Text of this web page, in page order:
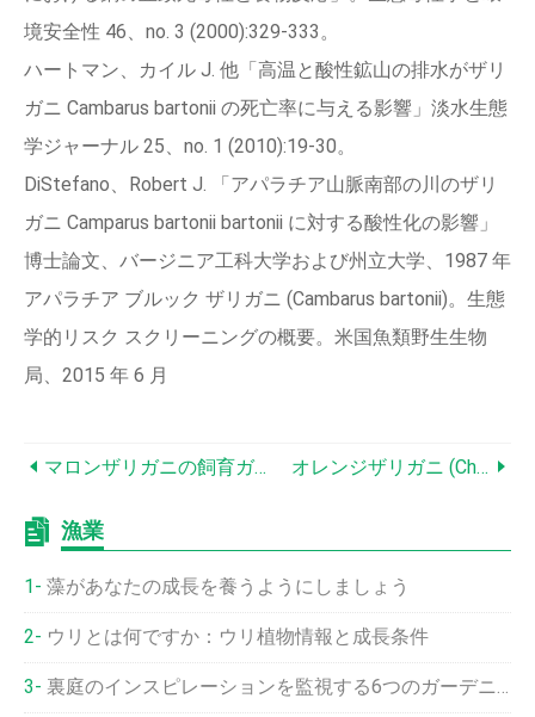
境安全性 46、no. 3 (2000):329-333。
ハートマン、カイル J. 他「高温と酸性鉱山の排水がザリ
ガニ Cambarus bartonii の死亡率に与える影響」淡水生態
学ジャーナル 25、no. 1 (2010):19-30。
DiStefano、Robert J. 「アパラチア山脈南部の川のザリ
ガニ Camparus bartonii bartonii に対する酸性化の影響」
博士論文、バージニア工科大学および州立大学、1987 年
アパラチア ブルック ザリガニ (Cambarus bartonii)。生態
学的リスク スクリーニングの概要。米国魚類野生生物
局、2015 年 6 月
マロンザリガニの飼育ガイド:生息地、食事、繁殖、水槽のセットアップ オレンジザリガニ (Cherax Holthuisi):専門家のケア、食事、飼育ガイド
漁業
藻があなたの成長を養うようにしましょう
ウリとは何ですか：ウリ植物情報と成長条件
裏庭のインスピレーションを監視する6つのガーデニングショー